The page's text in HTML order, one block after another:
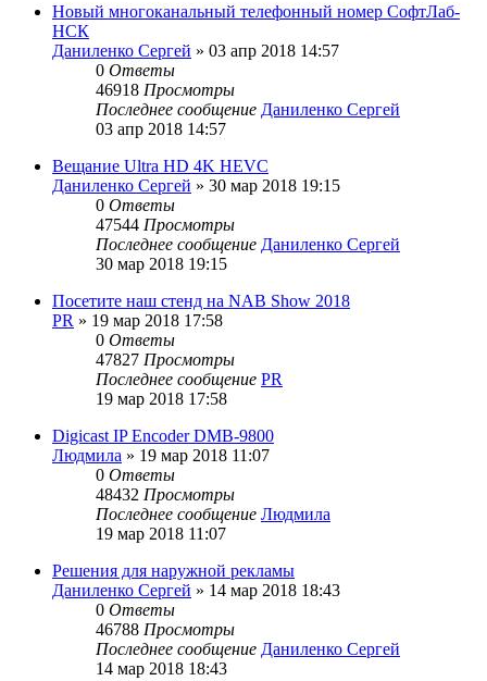
Новый многоканальный телефонный номер СофтЛаб-
НСК
Даниленко Сергей » 03 апр 2018 14:57
0 Ответы
46918 Просмотры
Последнее сообщение Даниленко Сергей
03 апр 2018 14:57
Вещание Ultra HD 4K HEVC
Даниленко Сергей » 30 мар 2018 19:15
0 Ответы
47544 Просмотры
Последнее сообщение Даниленко Сергей
30 мар 2018 19:15
Посетите наш стенд на NAB Show 2018
PR » 19 мар 2018 17:58
0 Ответы
47827 Просмотры
Последнее сообщение PR
19 мар 2018 17:58
Digicast IP Encoder DMB-9800
Людмила » 19 мар 2018 11:07
0 Ответы
48432 Просмотры
Последнее сообщение Людмила
19 мар 2018 11:07
Решения для наружной рекламы
Даниленко Сергей » 14 мар 2018 18:43
0 Ответы
46788 Просмотры
Последнее сообщение Даниленко Сергей
14 мар 2018 18:43